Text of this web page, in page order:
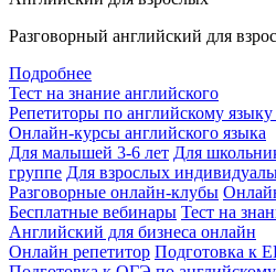
Разговорный английский для
Подробнее
Тест на знание английского
Репетиторы по английскому языку
Онлайн-курсы английского языка
Для малышей 3-6 лет Для
группе Для взрослых
Разговорные онлайн-клубы
Бесплатные вебинары Тест на
Английский для бизнеса онлайн
Онлайн репетитор Подготовка к